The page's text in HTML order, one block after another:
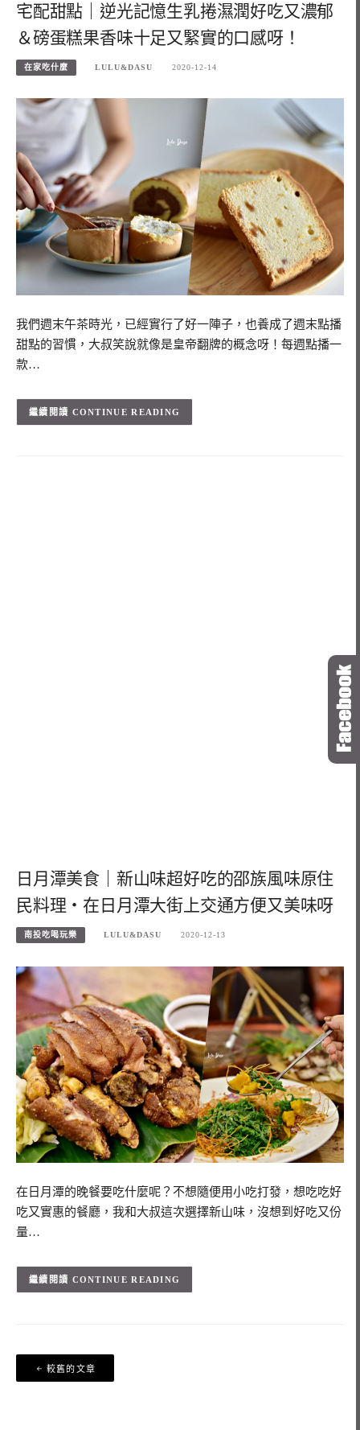
宅配甜點｜逆光記憶生乳捲濕潤好吃又濃郁
＆磅蛋糕果香味十足又緊實的口感呀！
在家吃什麼 LULU&DASU 2020-12-14
我們週末午茶時光，已經實行了好一陣子，也養成了週末點播
甜點的習慣，大叔笑說就像是皇帝翻牌的概念呀！每週點播一
款…
CONTINUE READING
日月潭美食｜新山味超好吃的邵族風味原住
民料理・在日月潭大街上交通方便又美味呀
南投吃喝玩樂 LULU&DASU 2020-12-13
在日月潭的晚餐要吃什麼呢？不想隨便用小吃打發，想吃吃好
吃又實惠的餐廳，我和大叔這次選擇新山味，沒想到好吃又份
量…
CONTINUE READING
文
章
較舊的文章